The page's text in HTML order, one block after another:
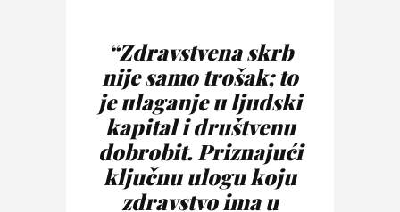
“Zdravstvena skrb
nije samo trošak; to
je ulaganje u ljudski
kapital i društvenu
dobrobit. Priznajući
ključnu ulogu koju
zdravstvo ima u